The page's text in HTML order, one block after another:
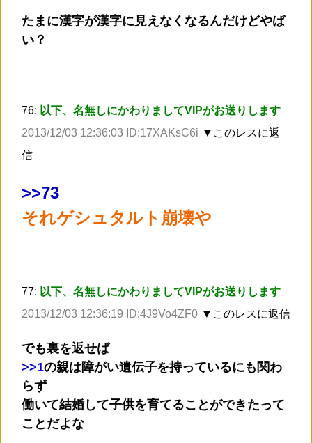
たまに漢字が漢字に見えなくなるんだけどやば
い？
76: 以下、名無しにかわりましてVIPがお送りします
2013/12/03 12:36:03 ID:17XAKsC6i ▼このレスに返
信
>>73
それゲシュタルト崩壊や
77: 以下、名無しにかわりましてVIPがお送りします
2013/12/03 12:36:19 ID:4J9Vo4ZF0 ▼このレスに返信
でも裏を返せば
>>1の親は障がい遺伝子を持っているにも関わ
らず
働いて結婚して子供を育てることができたって
ことだよな